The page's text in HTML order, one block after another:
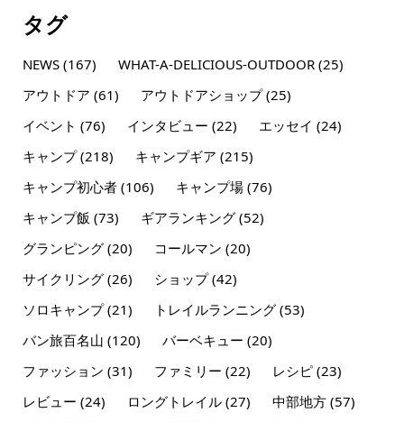
タグ
NEWS(167) WHAT-A-DELICIOUS-OUTDOOR(25)
アウトドア (61) アウトドアショップ(25)
イベント (76) インタビュー (22) エッセイ (24)
キャンプ(218) キャンプギア (215)
キャンプ初心者(106) キャンプ場(76)
キャンプ飯 (73) ギアランキング(52)
グランピング(20) コールマン (20)
サイクリング(26) ショップ(42)
ソロキャンプ(21) トレイルランニング(53)
バン旅百名山 (120) バーベキュー (20)
ファッション (31) ファミリー (22) レシピ(23)
レビュー (24) ロングトレイル(27) 中部地方(57)